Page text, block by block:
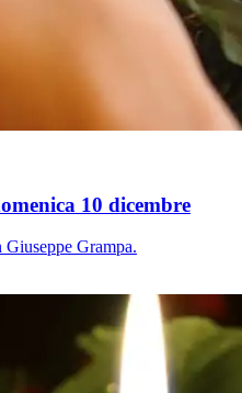
10 dicembre
Grampa.